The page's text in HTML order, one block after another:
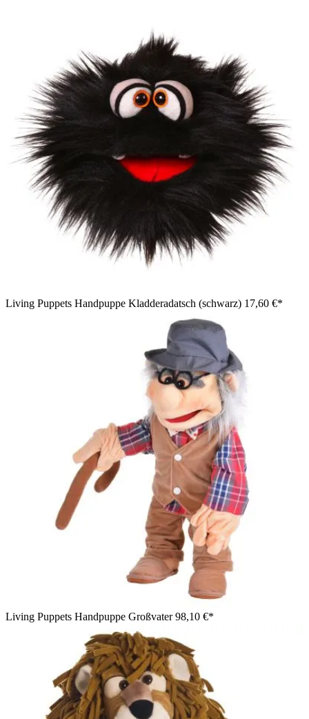
Living Puppets Handpuppe Kladderadatsch (schwarz) 17,60 €*
Living Puppets Handpuppe Großvater98,10 €*